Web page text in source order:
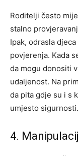
Roditelji često
stalno
Ipak, odrasla
povjerenja. Kada
da mogu donositi
udaljenost. Na
da pita gdje su i s
umjesto sigurnosti.
4.